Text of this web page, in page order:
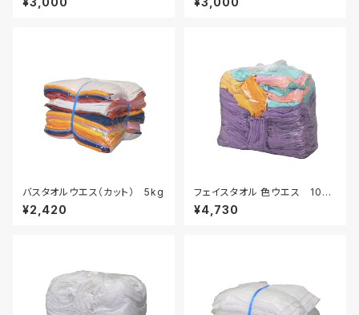
バスタオルウエス（カット） 5kg
¥2,420
フェイスタオル 色ウエス 10kg
袋入り
¥4,730